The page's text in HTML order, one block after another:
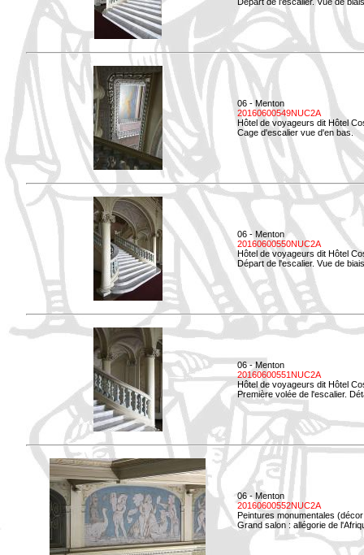
06 - Menton
20160600549NUC2A
Hôtel de voyageurs dit Hôtel
Cage d'escalier vue d'en bas.
06 - Menton
20160600550NUC2A
Hôtel de voyageurs dit Hôtel
Départ de l'escalier. Vue de
06 - Menton
20160600551NUC2A
Hôtel de voyageurs dit Hôtel
Première volée de l'escalier.
06 - Menton
20160600552NUC2A
Peintures monumentales
Grand salon : allégorie de